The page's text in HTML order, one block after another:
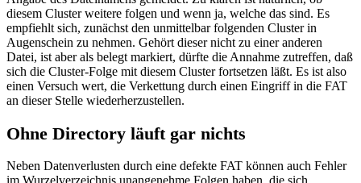
diesem Cluster weitere folgen und wenn ja, welche das sind. Es
empfiehlt sich, zunächst den unmittelbar folgenden Cluster in
Augenschein zu nehmen. Gehört dieser nicht zu einer anderen
Datei, ist aber als belegt markiert, dürfte die Annahme zutreffen, daß
sich die Cluster-Folge mit diesem Cluster fortsetzen läßt. Es ist also
einen Versuch wert, die Verkettung durch einen Eingriff in die FAT
an dieser Stelle wiederherzustellen.
Ohne Directory läuft gar nichts
Neben Datenverlusten durch eine defekte FAT können auch Fehler